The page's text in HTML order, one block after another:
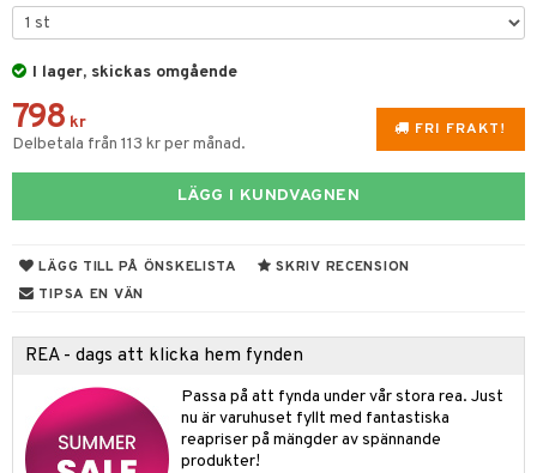
I lager, skickas omgående
FRI FRAKT!
798 kr
Delbetala från 113 kr per månad.
LÄGG I KUNDVAGNEN
LÄGG TILL PÅ ÖNSKELISTA
SKRIV RECENSION
TIPSA EN VÄN
REA - dags att klicka hem fynden
Passa på att fynda under vår stora rea. Just
nu är varuhuset fyllt med fantastiska
reapriser på mängder av spännande
produkter!
kök
& Cocktailglas
& Avecglas
Kastruller
Te & Espresso
& Elvispar
& Täcken
svar